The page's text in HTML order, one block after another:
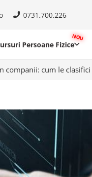
0731.700.226
Persoane Fizice
companii: cum le